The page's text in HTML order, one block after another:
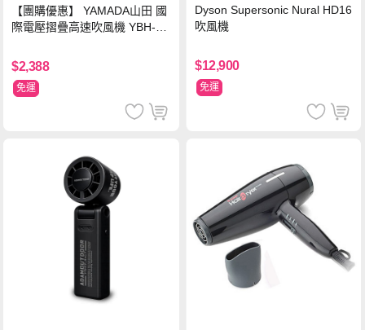
【團購優惠】 YAMADA山田 國
際電壓摺疊高速吹風機 YBH-12
$2,388
免運
Dyson Supersonic Nural HD16
吹風機
$12,900
免運